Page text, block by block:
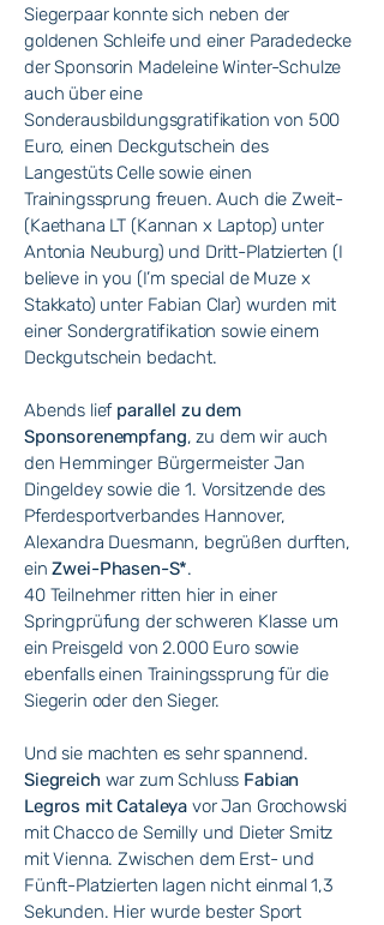
Siegerpaar konnte sich neben der
goldenen Schleife und einer Paradedecke
der Sponsorin Madeleine Winter-Schulze
auch über eine
Sonderausbildungsgratifikation von 500
Euro, einen Deckgutschein des
Langestüts Celle sowie einen
Trainingssprung freuen. Auch die Zweit-
(Kaethana LT (Kannan x Laptop) unter
Antonia Neuburg) und Dritt-Platzierten (I
believe in you (I’m special de Muze x
Stakkato) unter Fabian Clar) wurden mit
einer Sondergratifikation sowie einem
Deckgutschein bedacht.
Abends lief parallel zu dem
Sponsorenempfang, zu dem wir auch
den Hemminger Bürgermeister Jan
Dingeldey sowie die 1. Vorsitzende des
Pferdesportverbandes Hannover,
Alexandra Duesmann, begrüßen durften,
einZwei-Phasen-S*.
40 Teilnehmer ritten hier in einer
Springprüfung der schweren Klasse um
ein Preisgeld von 2.000 Euro sowie
ebenfalls einen Trainingssprung für die
Siegerin oder den Sieger.
Und sie machten es sehr spannend.
Siegreich war zum Schluss Fabian
Legros mit Cataleya vor Jan Grochowski
mit Chacco de Semilly und Dieter Smitz
mit Vienna. Zwischen dem Erst- und
Fünft-Platzierten lagen nicht einmal 1,3
Sekunden. Hier wurde bester Sport